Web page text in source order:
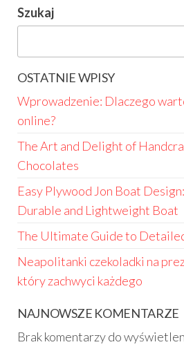
Szukaj
OSTATNIE WPISY
Wprowadzenie: Dlaczego
online?
The Art and Delight of
Chocolates
Easy Plywood Jon Boat
Durable and Lightweight Boat
The Ultimate Guide to
Neapolitanki czekoladki na
który zachwyci każdego
NAJNOWSZE KOMENTARZE
Brak komentarzy do